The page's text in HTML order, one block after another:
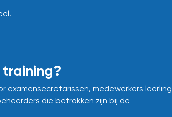
training?
examensecretarissen, medewerkers leerling
die betrokken zijn bij de